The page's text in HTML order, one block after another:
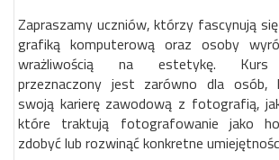
Zapraszamy uczniów, którzy fascynują
grafiką komputerową oraz osoby
wrażliwością na estetykę.
przeznaczony jest zarówno dla osób,
swoją karierę zawodową z fotografią,
które traktują fotografowanie jako
zdobyć lub rozwinąć konkretne